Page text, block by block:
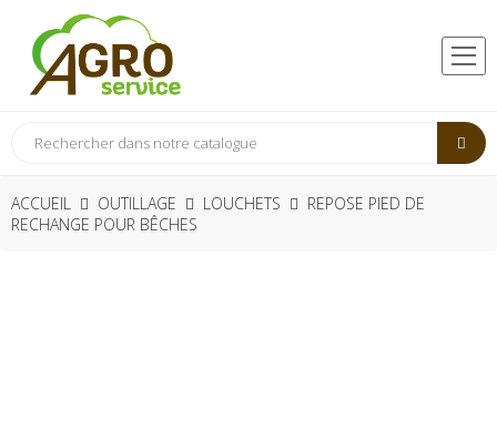
ACCUEIL OUTILLAGE LOUCHETS
REPOSE PIED DE
RECHANGE POUR BÊCHES